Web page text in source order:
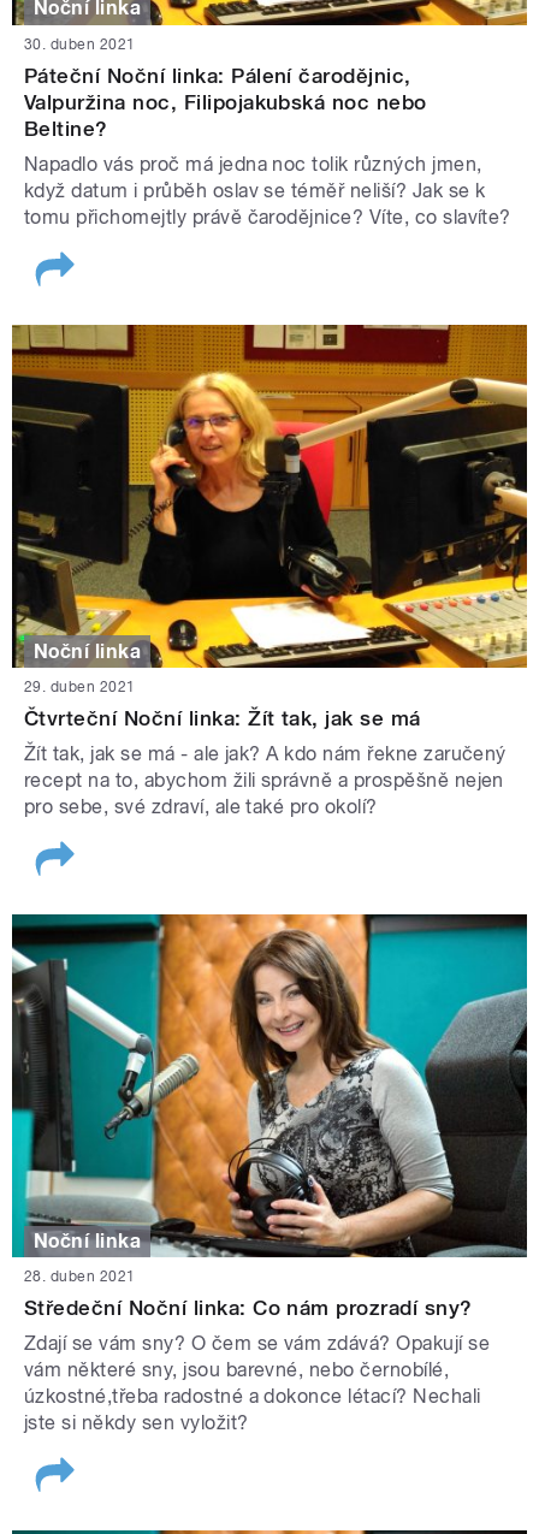
Noční linka
30. duben 2021
Páteční Noční linka: Pálení čarodějnic,
Valpuržina noc, Filipojakubská noc nebo
Beltine?
Napadlo vás proč má jedna noc tolik různých jmen,
když datum i průběh oslav se téměř neliší? Jak se k
tomu přichomejtly právě čarodějnice? Víte, co slavíte?
Noční linka
29. duben 2021
Čtvrteční Noční linka: Žít tak, jak se má
Žít tak, jak se má - ale jak? A kdo nám řekne zaručený
recept na to, abychom žili správně a prospěšně nejen
pro sebe, své zdraví, ale také pro okolí?
Noční linka
28. duben 2021
Středeční Noční linka: Co nám prozradí sny?
Zdají se vám sny? O čem se vám zdává? Opakují se
vám některé sny, jsou barevné, nebo černobílé,
úzkostné,třeba radostné a dokonce létací? Nechali
jste si někdy sen vyložit?